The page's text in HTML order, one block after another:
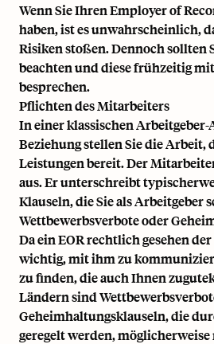
Wenn Sie Ihren Employer of
haben, ist es unwahrscheinlich,
Risiken stoßen. Dennoch sollten
beachten und diese frühzeitig
besprechen.
Pflichten des Mitarbeiters
In einer klassischen
Beziehung stellen Sie die Arbeit,
Leistungen bereit. Der
aus. Er unterschreibt
Klauseln, die Sie als Arbeitgeber
Wettbewerbsverbote oder
Da ein EOR rechtlich gesehen
wichtig, mit ihm zu
zu finden, die auch Ihnen
Ländern sind
Geheimhaltungsklauseln, die
geregelt werden,